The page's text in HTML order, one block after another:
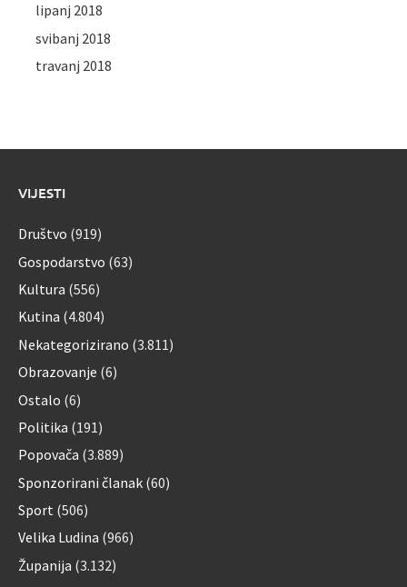
lipanj 2018
svibanj 2018
travanj 2018
VIJESTI
Društvo (919)
Gospodarstvo (63)
Kultura (556)
Kutina (4.804)
Nekategorizirano (3.811)
Obrazovanje (6)
Ostalo (6)
Politika (191)
Popovača (3.889)
Sponzorirani članak (60)
Sport (506)
Velika Ludina (966)
Županija (3.132)